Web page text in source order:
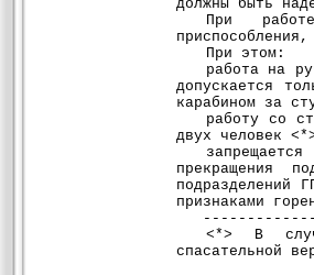
должны быть
При
При этом:
работа на
допускается
карабином за
работу со
двух человек
прекращения
подразделений
признаками
<*> В
спасательной